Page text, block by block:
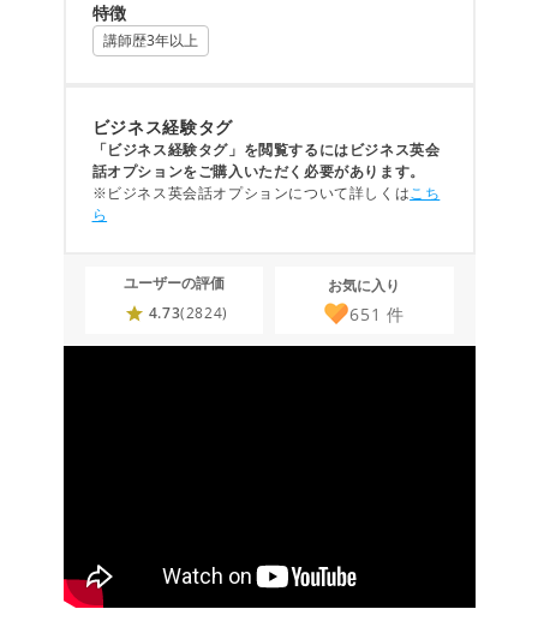
特徴
講師歴3年以上
ビジネス経験タグ
「ビジネス経験タグ」を閲覧するにはビジネス英会
話オプションをご購入いただく必要があります。
※ビジネス英会話オプションについて詳しくはこち
ら
ユーザーの評価
4.73(2824)
お気に入り
651 件